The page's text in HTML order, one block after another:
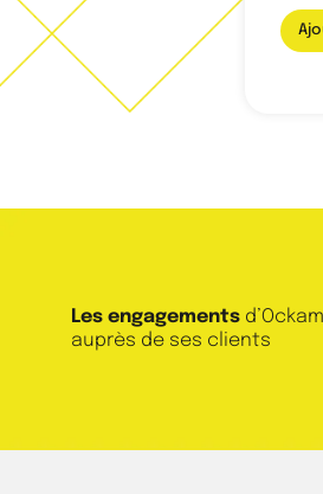
Les engagements d’Ockam
auprès de ses clients